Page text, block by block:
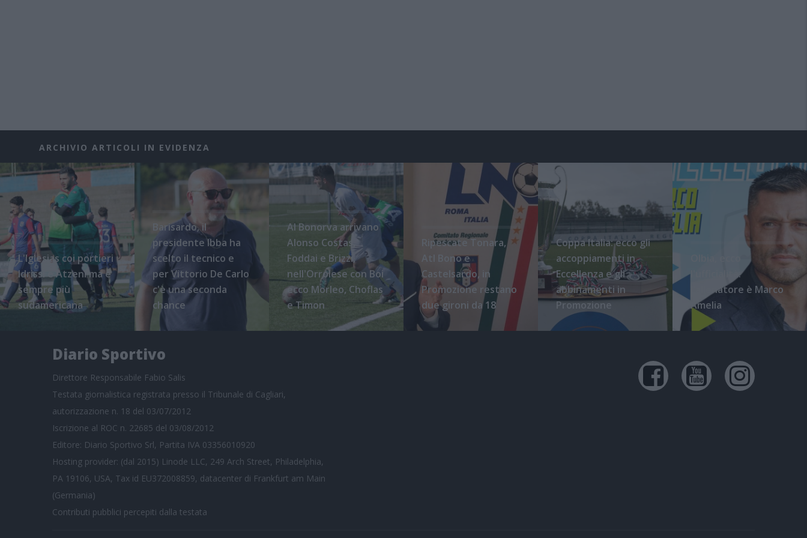
ARCHIVIO ARTICOLI IN EVIDENZA
L'Iglesias coi portieri
Idrissi e Atzeni ma è
sempre più
sudamericana
Barisardo, il
presidente Ibba ha
scelto il tecnico e
per Vittorio De Carlo
c'è una seconda
chance
Al Bonorva arrivano
Alonso Costas,
Foddai e Brizzi,
nell'Orrolese con Boi
ecco Morleo, Choflas
e Timon
Ripescate Tonara,
Atl Bono e
Castelsardo, in
Promozione restano
due gironi da 18
Coppa Italia: ecco gli
accoppiamenti in
Eccellenza e gli
abbinamenti in
Promozione
l'ufficialità:
l'allenatore è Marco
Amelia
Diario Sportivo
Direttore Responsabile Fabio Salis
Testata giornalistica registrata presso il Tribunale di Cagliari,
autorizzazione n. 18 del 03/07/2012
Iscrizione al ROC n. 22685 del 03/08/2012
Editore: Diario Sportivo Srl, Partita IVA 03356010920
Hosting provider: (dal 2015) Linode LLC, 249 Arch Street, Philadelphia,
PA 19106, USA, Tax id EU372008859, datacenter di Frankfurt am Main
(Germania)
Contributi pubblici percepiti dalla testata